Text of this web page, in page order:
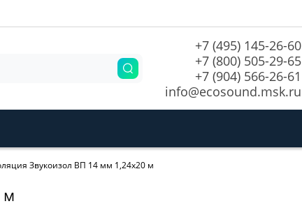
+7 (495) 145-26-60
+7 (800) 505-29-65
+7 (904) 566-26-61
info@ecosound.msk.ru
Звукоизол ВП 14 мм 1,24х20 м
м